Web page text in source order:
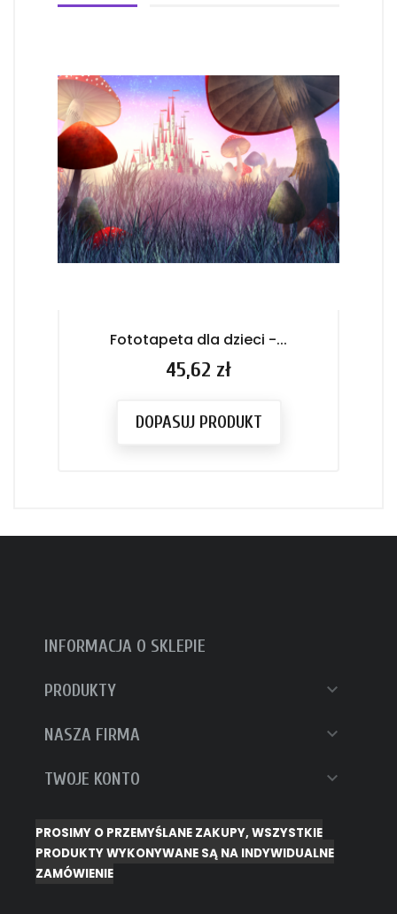
Fototapeta dla dzieci -...
Cena
45,62 zł
DOPASUJ PRODUKT
INFORMACJA O SKLEPIE
PRODUKTY 
NASZA FIRMA 
TWOJE KONTO 
PROSIMY O PRZEMYŚLANE ZAKUPY, WSZYSTKIE
PRODUKTY WYKONYWANE SĄ NA INDYWIDUALNE
ZAMÓWIENIE